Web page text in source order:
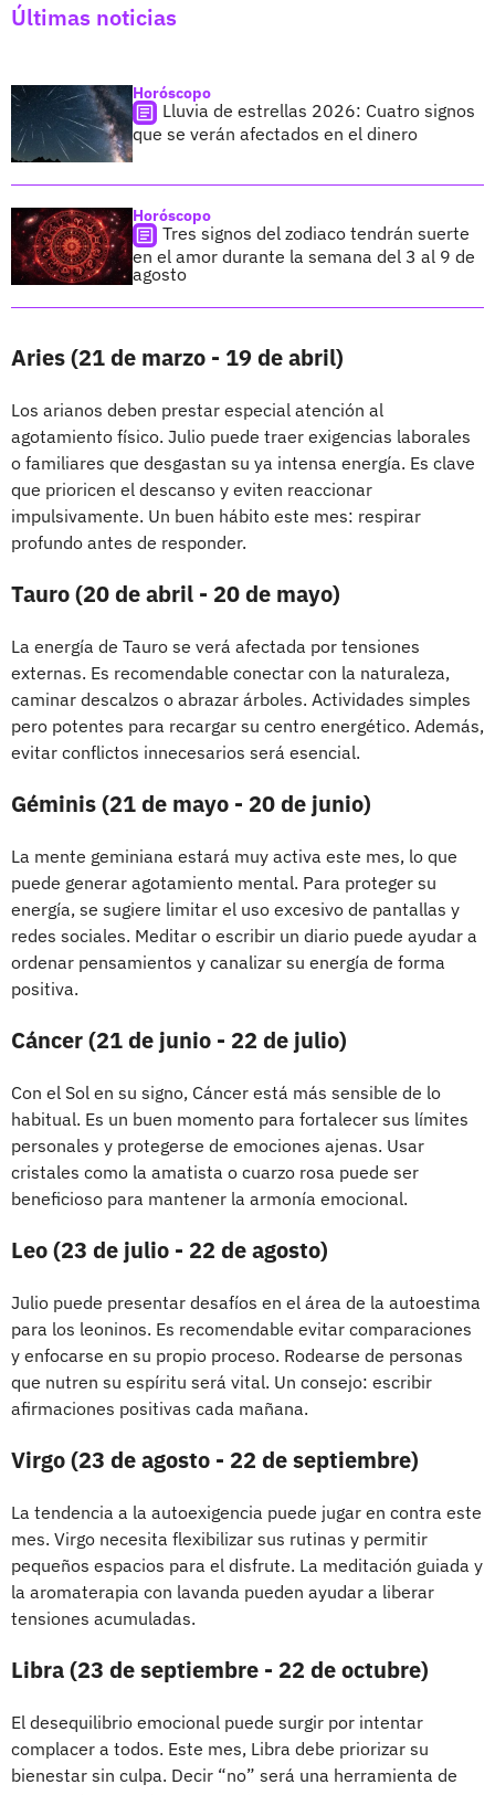
Últimas noticias
Horóscopo
Lluvia de estrellas 2026: Cuatro signos
que se verán afectados en el dinero
Horóscopo
Tres signos del zodiaco tendrán suerte
en el amor durante la semana del 3 al 9 de
agosto
Aries (21 de marzo - 19 de abril)
Los arianos deben prestar especial atención al
agotamiento físico. Julio puede traer exigencias laborales
o familiares que desgastan su ya intensa energía. Es clave
que prioricen el descanso y eviten reaccionar
impulsivamente. Un buen hábito este mes: respirar
profundo antes de responder.
Tauro (20 de abril - 20 de mayo)
La energía de Tauro se verá afectada por tensiones
externas. Es recomendable conectar con la naturaleza,
caminar descalzos o abrazar árboles. Actividades simples
pero potentes para recargar su centro energético. Además,
evitar conflictos innecesarios será esencial.
Géminis (21 de mayo - 20 de junio)
La mente geminiana estará muy activa este mes, lo que
puede generar agotamiento mental. Para proteger su
energía, se sugiere limitar el uso excesivo de pantallas y
redes sociales. Meditar o escribir un diario puede ayudar a
ordenar pensamientos y canalizar su energía de forma
positiva.
Cáncer (21 de junio - 22 de julio)
Con el Sol en su signo, Cáncer está más sensible de lo
habitual. Es un buen momento para fortalecer sus límites
personales y protegerse de emociones ajenas. Usar
cristales como la amatista o cuarzo rosa puede ser
beneficioso para mantener la armonía emocional.
Leo (23 de julio - 22 de agosto)
Julio puede presentar desafíos en el área de la autoestima
para los leoninos. Es recomendable evitar comparaciones
y enfocarse en su propio proceso. Rodearse de personas
que nutren su espíritu será vital. Un consejo: escribir
afirmaciones positivas cada mañana.
Virgo (23 de agosto - 22 de septiembre)
La tendencia a la autoexigencia puede jugar en contra este
mes. Virgo necesita flexibilizar sus rutinas y permitir
pequeños espacios para el disfrute. La meditación guiada y
la aromaterapia con lavanda pueden ayudar a liberar
tensiones acumuladas.
Libra (23 de septiembre - 22 de octubre)
El desequilibrio emocional puede surgir por intentar
complacer a todos. Este mes, Libra debe priorizar su
bienestar sin culpa. Decir “no” será una herramienta de